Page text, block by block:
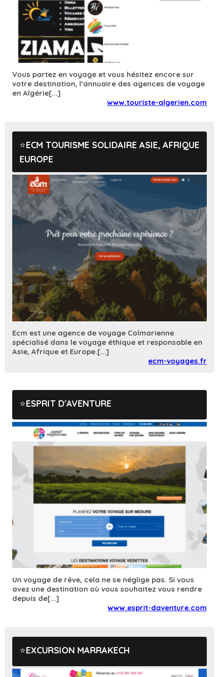
Vous partez en voyage et vous hésitez encore sur
votre destination, l’annuaire des agences de voyage
en Algérie[...]
www.touriste-algerien.com
ECM TOURISME SOLIDAIRE ASIE, AFRIQUE
EUROPE
Ecm est une agence de voyage Colmarienne
spécialisé dans le voyage éthique et responsable en
Asie, Afrique et Europe.[...]
ecm-voyages.fr
ESPRIT D'AVENTURE
Un voyage de rêve, cela ne se néglige pas. Si vous
avez une destination où vous souhaitez vous rendre
depuis de[...]
www.esprit-daventure.com
EXCURSION MARRAKECH